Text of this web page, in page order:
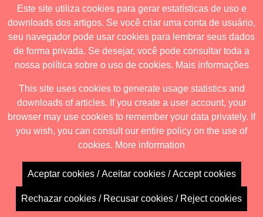
Este site utiliza cookies para gerar estatísticas de uso e
downloads dos artigos. Se você criar uma conta de usuário,
seu navegador pode usar cookies para lembrar seus dados
de forma privada. Se desejar, você pode consultar toda a
nossa política sobre o uso de cookies. Mais informações
This site uses cookies to generate usage statistics and
downloads of articles. If you create a user account, your
browser may use cookies to remember your data privately. If
you wish, you can consult our entire policy on the use of
cookies. More information
Aceptar cookies / Aceitar cookies / Accept cookies
Rechazar cookies / Recusar cookies / Reject cookies